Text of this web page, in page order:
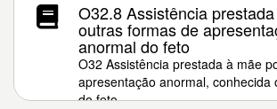
O32.8 Assistência
outras formas de
anormal do feto
O32 Assistência prestada à mãe
apresentação anormal, conhecida
do feto